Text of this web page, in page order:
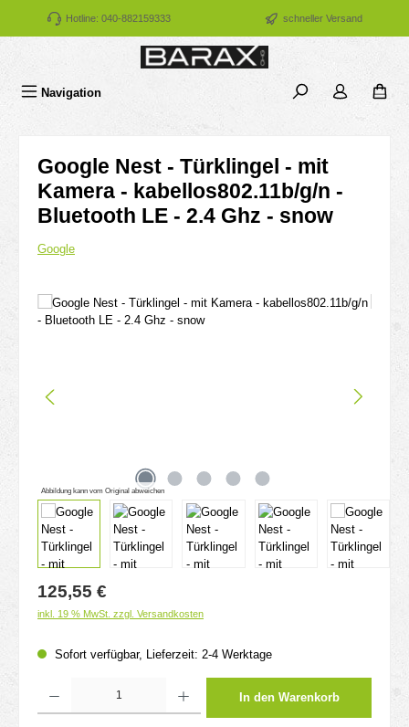
Zum Hauptinhalt springen
Hotline: 040-882159333 schneller Versand
Navigation
Google Nest - Türklingel - mit
Kamera - kabellos802.11b/g/n -
Bluetooth LE - 2.4 Ghz - snow
Google
Bildergalerie überspringen
Abbildung kann vom Original abweichen
Regulärer Preis:
125,55 €
inkl. 19 % MwSt. zzgl. Versandkosten
Sofort verfügbar, Lieferzeit: 2-4 Werktage
In den Warenkorb